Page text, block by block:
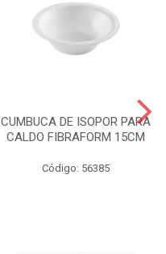
CUMBUCA DE ISOPOR PARA
CALDO FIBRAFORM 15CM
Código: 56385